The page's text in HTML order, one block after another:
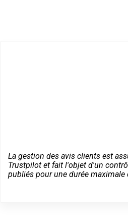
La gestion des avis clients est
Trustpilot et fait l'objet d'un
publiés pour une durée maximale